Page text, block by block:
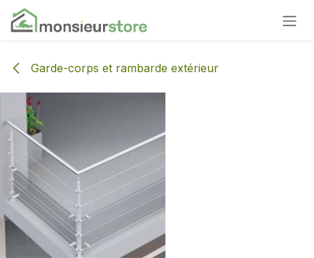
Se rendre au contenu
Garde-corps et rambarde extérieur